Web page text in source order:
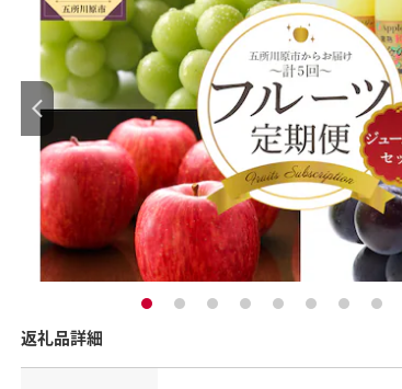
1 2 3 4 5 6 7 8
返礼品詳細